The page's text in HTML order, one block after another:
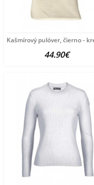
Kašmírový pulóver, čierno -
44.90€